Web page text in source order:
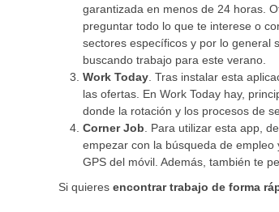
garantizada en menos de 24 horas.
preguntar todo lo que te interese o
sectores específicos y por lo general
buscando trabajo para este verano.
Work Today. Tras instalar esta
las ofertas. En Work Today hay,
donde la rotación y los procesos de
Corner Job. Para utilizar esta app,
empezar con la búsqueda de
GPS del móvil. Además, también te
Si quieres encontrar trabajo de forma